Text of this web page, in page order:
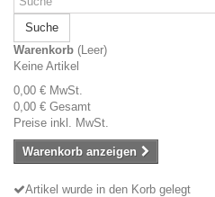
Suche
Warenkorb (Leer)
Keine Artikel
0,00 € MwSt.
0,00 € Gesamt
Preise inkl. MwSt.
Warenkorb anzeigen
Artikel wurde in den Korb gelegt